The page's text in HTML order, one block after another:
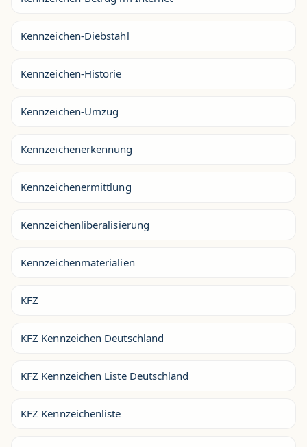
Kennzeichen-Diebstahl
Kennzeichen-Historie
Kennzeichen-Umzug
Kennzeichenerkennung
Kennzeichenermittlung
Kennzeichenliberalisierung
Kennzeichenmaterialien
KFZ
KFZ Kennzeichen Deutschland
KFZ Kennzeichen Liste Deutschland
KFZ Kennzeichenliste